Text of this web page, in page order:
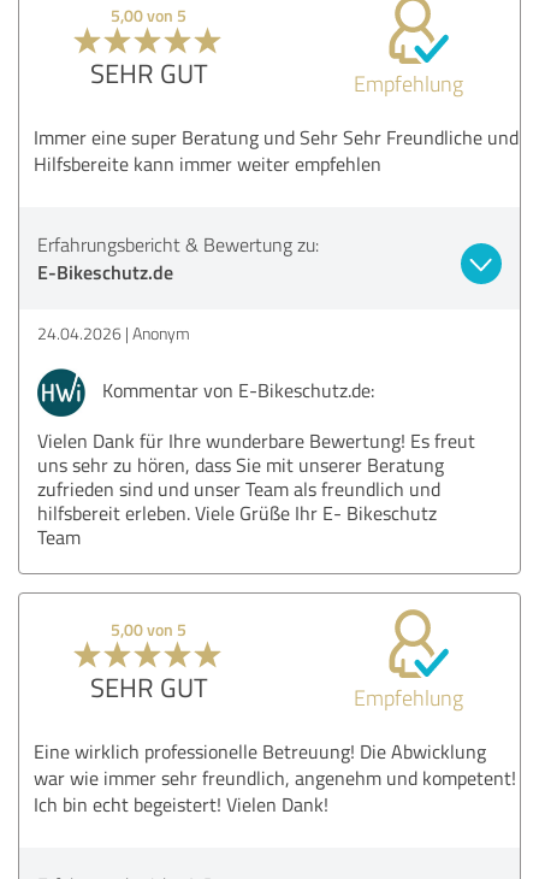
5,00 von 5
SEHR GUT Empfehlung
Immer eine super Beratung und Sehr Sehr Freundliche und
Hilfsbereite kann immer weiter empfehlen
Erfahrungsbericht & Bewertung zu:
E-Bikeschutz.de
24.04.2026 Anonym
Kommentar von E-Bikeschutz.de:
Vielen Dank für Ihre wunderbare Bewertung! Es freut
uns sehr zu hören, dass Sie mit unserer Beratung
zufrieden sind und unser Team als freundlich und
hilfsbereit erleben. Viele Grüße Ihr E- Bikeschutz
Team
5,00 von 5
SEHR GUT Empfehlung
Eine wirklich professionelle Betreuung! Die Abwicklung
war wie immer sehr freundlich, angenehm und kompetent!
Ich bin echt begeistert! Vielen Dank!